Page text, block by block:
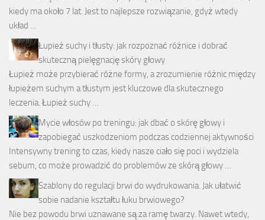
kiedy ma około 7 lat. Jest to najlepsze rozwiązanie, gdyż wtedy
układ …
Łupież suchy i tłusty: jak rozpoznać różnice i dobrać
skuteczną pielęgnację skóry głowy
Łupież może przybierać różne formy, a zrozumienie różnic między
łupieżem suchym a tłustym jest kluczowe dla skutecznego
leczenia. Łupież suchy …
Mycie włosów po treningu: jak dbać o skórę głowy i
zapobiegać uszkodzeniom podczas codziennej aktywności
Intensywny trening to czas, kiedy nasze ciało się poci i wydziela
sebum, co może prowadzić do problemów ze skórą głowy …
Szablony do regulacji brwi do wydrukowania. Jak ułatwić
sobie nadanie kształtu łuku brwiowego?
Nie bez powodu brwi uznawane są za ramę twarzy. Nawet wtedy,